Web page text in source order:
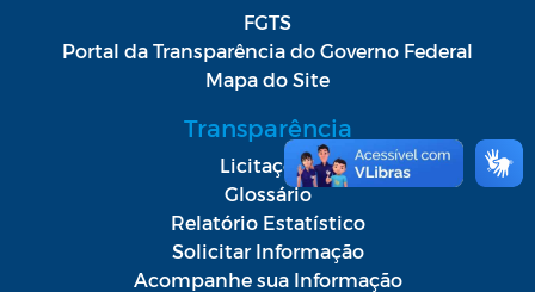
FGTS
Portal da Transparência do Governo Federal
Mapa do Site
Transparência
Licitações
Glossário
Relatório Estatístico
Solicitar Informação
Acompanhe sua Informação